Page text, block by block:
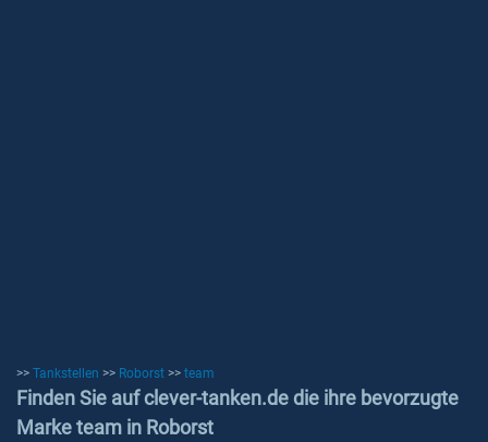
>> Tankstellen >> Roborst >> team
Finden Sie auf clever-tanken.de die ihre bevorzugte
Marke team in Roborst